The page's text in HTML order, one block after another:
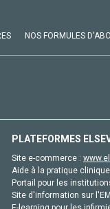
NOS FORMULES
PLATEFORMES
Site e-commerce :
Aide à la pratique
Portail pour les
Site d'information sur